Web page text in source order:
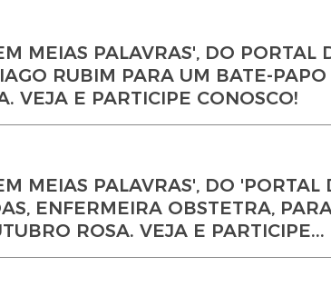
MEIAS PALAVRAS', DO PORTAL
RUBIM PARA UM BATE-
VEJA E PARTICIPE CONOSCO!
MEIAS PALAVRAS', DO 'PORTAL
ENFERMEIRA OBSTETRA,
ROSA. VEJA E PARTICIPE...